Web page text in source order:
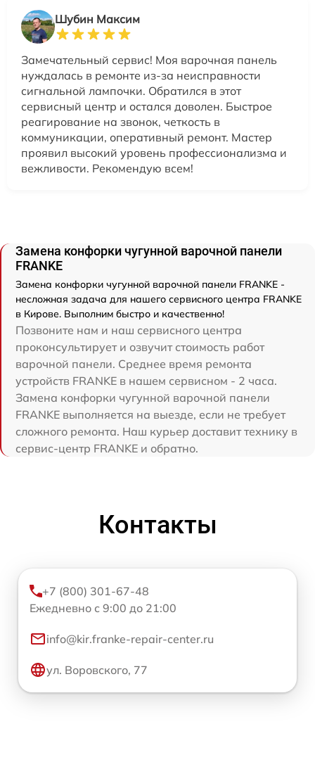
Шубин Максим
Замечательный сервис! Моя варочная панель
нуждалась в ремонте из-за неисправности
сигнальной лампочки. Обратился в этот
сервисный центр и остался доволен. Быстрое
реагирование на звонок, четкость в
коммуникации, оперативный ремонт. Мастер
проявил высокий уровень профессионализма и
вежливости. Рекомендую всем!
Замена конфорки чугунной варочной панели
FRANKE
Замена конфорки чугунной варочной панели FRANKE -
несложная задача для нашего сервисного центра FRANKE
в Кирове. Выполним быстро и качественно!
Позвоните нам и наш сервисного центра
проконсультирует и озвучит стоимость работ
варочной панели. Среднее время ремонта
устройств FRANKE в нашем сервисном - 2 часа.
Замена конфорки чугунной варочной панели
FRANKE выполняется на выезде, если не требует
сложного ремонта. Наш курьер доставит технику в
сервис-центр FRANKE и обратно.
Контакты
+7 (800) 301-67-48
Ежедневно с 9:00 до 21:00
info@kir.franke-repair-center.ru
ул. Воровского, 77